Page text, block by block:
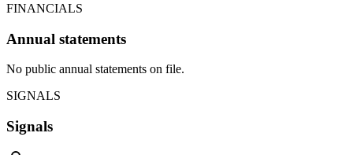
FINANCIALS
Annual statements
No public annual statements on file.
SIGNALS
Signals